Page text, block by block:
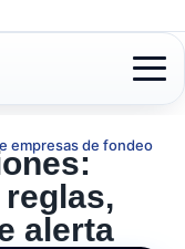
empresas de fondeo
alerta